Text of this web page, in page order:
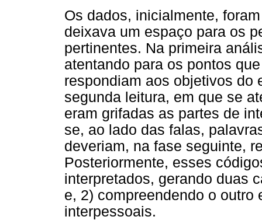
Os dados, inicialmente,
deixava um espaço para os
pertinentes. Na primeira
atentando para os pontos
respondiam aos objetivos do
segunda leitura, em que se
eram grifadas as partes de
se, ao lado das falas,
deveriam, na fase seguinte,
Posteriormente, esses
interpretados, gerando duas
e, 2) compreendendo o
interpessoais.